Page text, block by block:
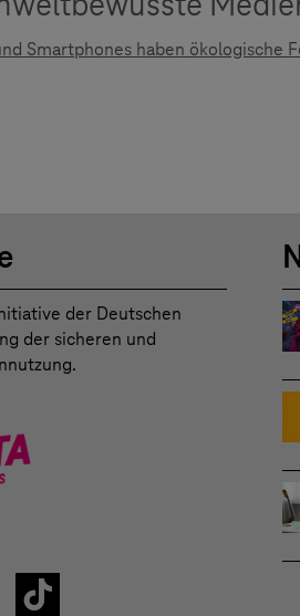
Smartphones haben
der Deutschen
der sicheren und